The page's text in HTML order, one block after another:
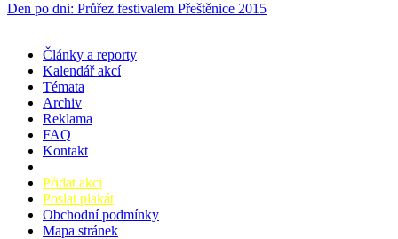
Den po dni: Průřez festivalem Přeštěnice 2015
Články a reporty
Kalendář akcí
Témata
Archiv
Reklama
FAQ
Kontakt
|
Přidat akci
Poslat plakát
Obchodní podmínky
Mapa stránek